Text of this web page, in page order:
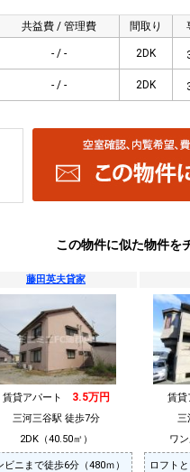
共益費 / 管理費 間取り
- / - 2DK
- / - 2DK
この物件に似た物件を
藤田英夫貸家
賃貸アパート 3.5万円
三河三谷駅 徒歩7分
2DK（40.50㎡）
ビニまで徒歩6分（480ｍ）
賃
三
ワ
ロフト